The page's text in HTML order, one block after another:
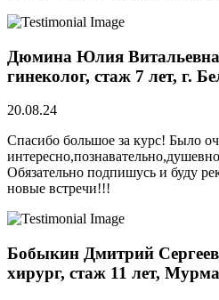
Дюмина Юлия
гинеколог, стаж 7 лет, г.
20.08.24
Спасибо большое за курс! Было
Обязательно подпишусь и буду
новые встречи!!!
Бобыкин Дмитрий
хирург, стаж 11 лет,